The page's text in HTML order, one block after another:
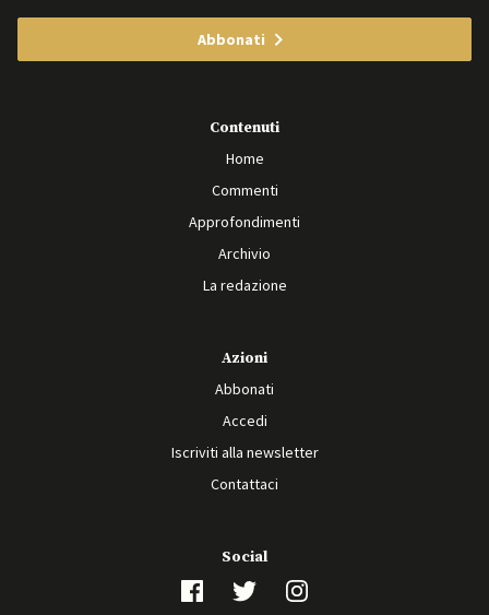
Abbonati
Contenuti
Home
Commenti
Approfondimenti
Archivio
La redazione
Azioni
Abbonati
Accedi
Iscriviti alla newsletter
Contattaci
Social